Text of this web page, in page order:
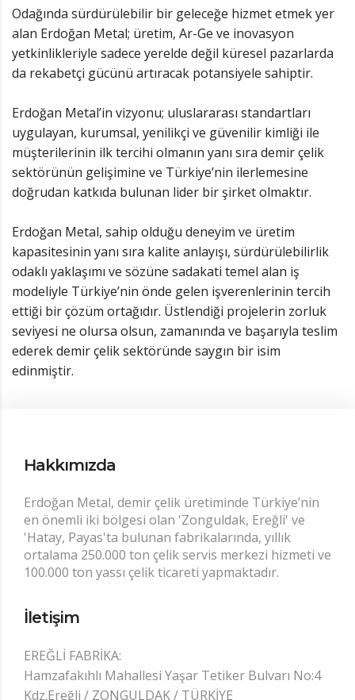
Odağında sürdürülebilir bir geleceğe hizmet etmek yer
alan Erdoğan Metal; üretim, Ar-Ge ve inovasyon
yetkinlikleriyle sadece yerelde değil küresel pazarlarda
da rekabetçi gücünü artıracak potansiyele sahiptir.
Erdoğan Metal’in vizyonu; uluslararası standartları
uygulayan, kurumsal, yenilikçi ve güvenilir kimliği ile
müşterilerinin ilk tercihi olmanın yanı sıra demir çelik
sektörünün gelişimine ve Türkiye’nin ilerlemesine
doğrudan katkıda bulunan lider bir şirket olmaktır.
Erdoğan Metal, sahip olduğu deneyim ve üretim
kapasitesinin yanı sıra kalite anlayışı, sürdürülebilirlik
odaklı yaklaşımı ve sözüne sadakati temel alan iş
modeliyle Türkiye’nin önde gelen işverenlerinin tercih
ettiği bir çözüm ortağıdır. Üstlendiği projelerin zorluk
seviyesi ne olursa olsun, zamanında ve başarıyla teslim
ederek demir çelik sektöründe saygın bir isim
edinmiştir.
Hakkımızda
Erdoğan Metal, demir çelik üretiminde Türkiye’nin
en önemli iki bölgesi olan 'Zonguldak, Ereğli' ve
'Hatay, Payas'ta bulunan fabrikalarında, yıllık
ortalama 250.000 ton çelik servis merkezi hizmeti ve
100.000 ton yassı çelik ticareti yapmaktadır.
İletişim
EREĞLİ FABRİKA:
Hamzafakıhlı Mahallesi Yaşar Tetiker Bulvarı No:4
Kdz.Ereğli / ZONGULDAK / TÜRKİYE